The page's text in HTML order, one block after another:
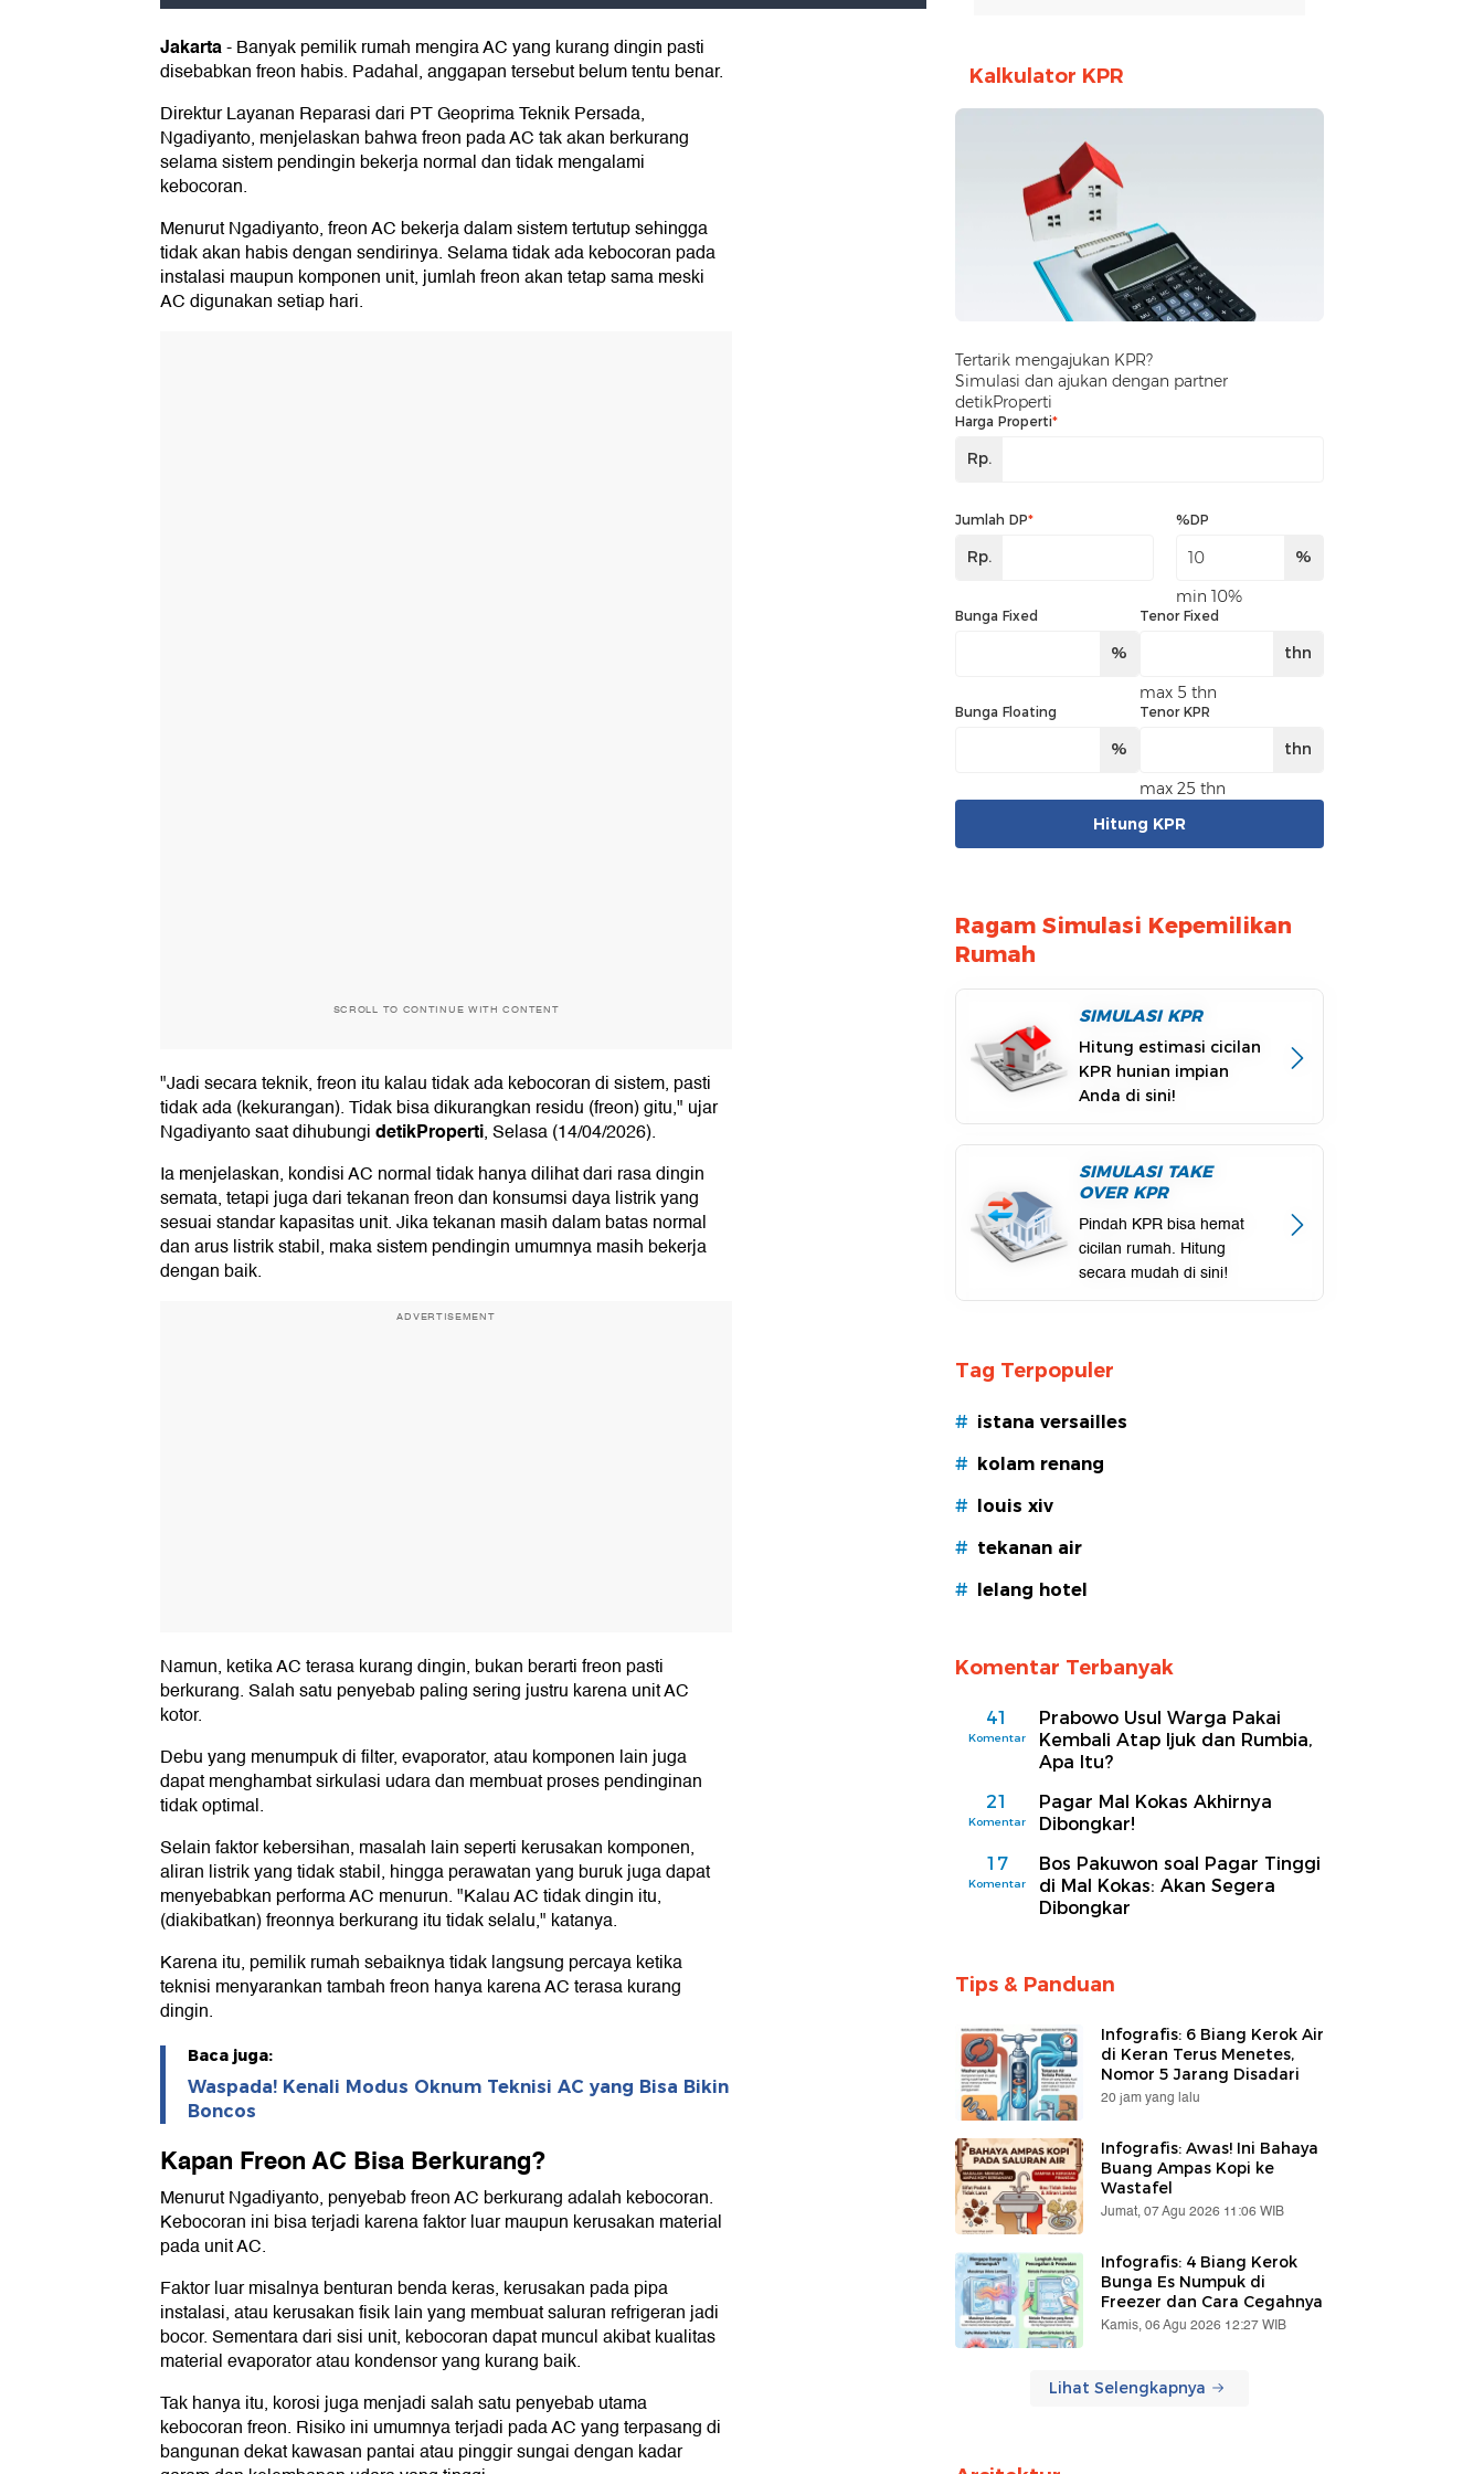
Jakarta-Banyak pemilik rumah mengira AC yang kurang dingin pasti
disebabkan freon habis. Padahal, anggapan tersebut belum tentu benar.
Direktur Layanan Reparasi dari PT Geoprima Teknik Persada,
Ngadiyanto, menjelaskan bahwa freon pada AC tak akan berkurang
selama sistem pendingin bekerja normal dan tidak mengalami
kebocoran.
Menurut Ngadiyanto, freon AC bekerja dalam sistem tertutup sehingga
tidak akan habis dengan sendirinya. Selama tidak ada kebocoran pada
instalasi maupun komponen unit, jumlah freon akan tetap sama meski
AC digunakan setiap hari.
SCROLL TO CONTINUE WITH CONTENT
"Jadi secara teknik, freon itu kalau tidak ada kebocoran di sistem, pasti
tidak ada (kekurangan). Tidak bisa dikurangkan residu (freon) gitu," ujar
Ngadiyanto saat dihubungidetikProperti, Selasa (14/04/2026).
Ia menjelaskan, kondisi AC normal tidak hanya dilihat dari rasa dingin
semata, tetapi juga dari tekanan freon dan konsumsi daya listrik yang
sesuai standar kapasitas unit. Jika tekanan masih dalam batas normal
dan arus listrik stabil, maka sistem pendingin umumnya masih bekerja
dengan baik.
ADVERTISEMENT
Namun, ketika AC terasa kurang dingin, bukan berarti freon pasti
berkurang. Salah satu penyebab paling sering justru karena unit AC
kotor.
Debu yang menumpuk di filter, evaporator, atau komponen lain juga
dapat menghambat sirkulasi udara dan membuat proses pendinginan
tidak optimal.
Selain faktor kebersihan, masalah lain seperti kerusakan komponen,
aliran listrik yang tidak stabil, hingga perawatan yang buruk juga dapat
menyebabkan performa AC menurun. "Kalau AC tidak dingin itu,
(diakibatkan) freonnya berkurang itu tidak selalu," katanya.
Karena itu, pemilik rumah sebaiknya tidak langsung percaya ketika
teknisi menyarankan tambah freon hanya karena AC terasa kurang
dingin.
Baca juga:
Waspada! Kenali Modus Oknum Teknisi AC yang Bisa Bikin
Boncos
Kapan Freon AC Bisa Berkurang?
Menurut Ngadiyanto, penyebab freon AC berkurang adalah kebocoran.
Kebocoran ini bisa terjadi karena faktor luar maupun kerusakan material
pada unit AC.
Faktor luar misalnya benturan benda keras, kerusakan pada pipa
instalasi, atau kerusakan fisik lain yang membuat saluran refrigeran jadi
bocor. Sementara dari sisi unit, kebocoran dapat muncul akibat kualitas
material evaporator atau kondensor yang kurang baik.
Tak hanya itu, korosi juga menjadi salah satu penyebab utama
kebocoran freon. Risiko ini umumnya terjadi pada AC yang terpasang di
bangunan dekat kawasan pantai atau pinggir sungai dengan kadar
Kalkulator KPR
Tertarik mengajukan KPR?
Simulasi dan ajukan dengan partner
detikProperti
Harga Properti*
Rp.
Jumlah DP*
Rp.
%DP
%
min 10%
Bunga Fixed
%
Tenor Fixed
thn
max 5 thn
Bunga Floating
%
Tenor KPR
thn
max 25 thn
Hitung KPR
Ragam Simulasi Kepemilikan
Rumah
SIMULASI KPR
Hitung estimasi cicilan
KPR hunian impian
Anda di sini!
SIMULASI TAKE
OVER KPR
Pindah KPR bisa hemat
cicilan rumah. Hitung
secara mudah di sini!
Tag Terpopuler
# istana versailles
# kolam renang
# louis xiv
# tekanan air
# lelang hotel
Komentar Terbanyak
41
Komentar
Prabowo Usul Warga Pakai
Kembali Atap Ijuk dan Rumbia,
Apa Itu?
21
Komentar
Pagar Mal Kokas Akhirnya
Dibongkar!
17
Komentar
Bos Pakuwon soal Pagar Tinggi
di Mal Kokas: Akan Segera
Dibongkar
Tips & Panduan
Infografis: 6 Biang Kerok Air
di Keran Terus Menetes,
Nomor 5 Jarang Disadari
20 jam yang lalu
Infografis: Awas! Ini Bahaya
Buang Ampas Kopi ke
Wastafel
Jumat, 07 Agu 2026 11:06 WIB
Infografis: 4 Biang Kerok
Bunga Es Numpuk di
Freezer dan Cara Cegahnya
Kamis, 06 Agu 2026 12:27 WIB
Lihat Selengkapnya